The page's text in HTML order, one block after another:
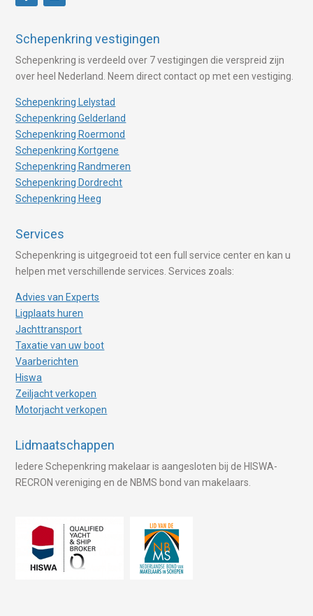
Schepenkring vestigingen
Schepenkring is verdeeld over 7 vestigingen die verspreid zijn
over heel Nederland. Neem direct contact op met een vestiging.
Schepenkring Lelystad
Schepenkring Gelderland
Schepenkring Roermond
Schepenkring Kortgene
Schepenkring Randmeren
Schepenkring Dordrecht
Schepenkring Heeg
Services
Schepenkring is uitgegroeid tot een full service center en kan u
helpen met verschillende services. Services zoals:
Advies van Experts
Ligplaats huren
Jachttransport
Taxatie van uw boot
Vaarberichten
Hiswa
Zeiljacht verkopen
Motorjacht verkopen
Lidmaatschappen
Iedere Schepenkring makelaar is aangesloten bij de HISWA-
RECRON vereniging en de NBMS bond van makelaars.